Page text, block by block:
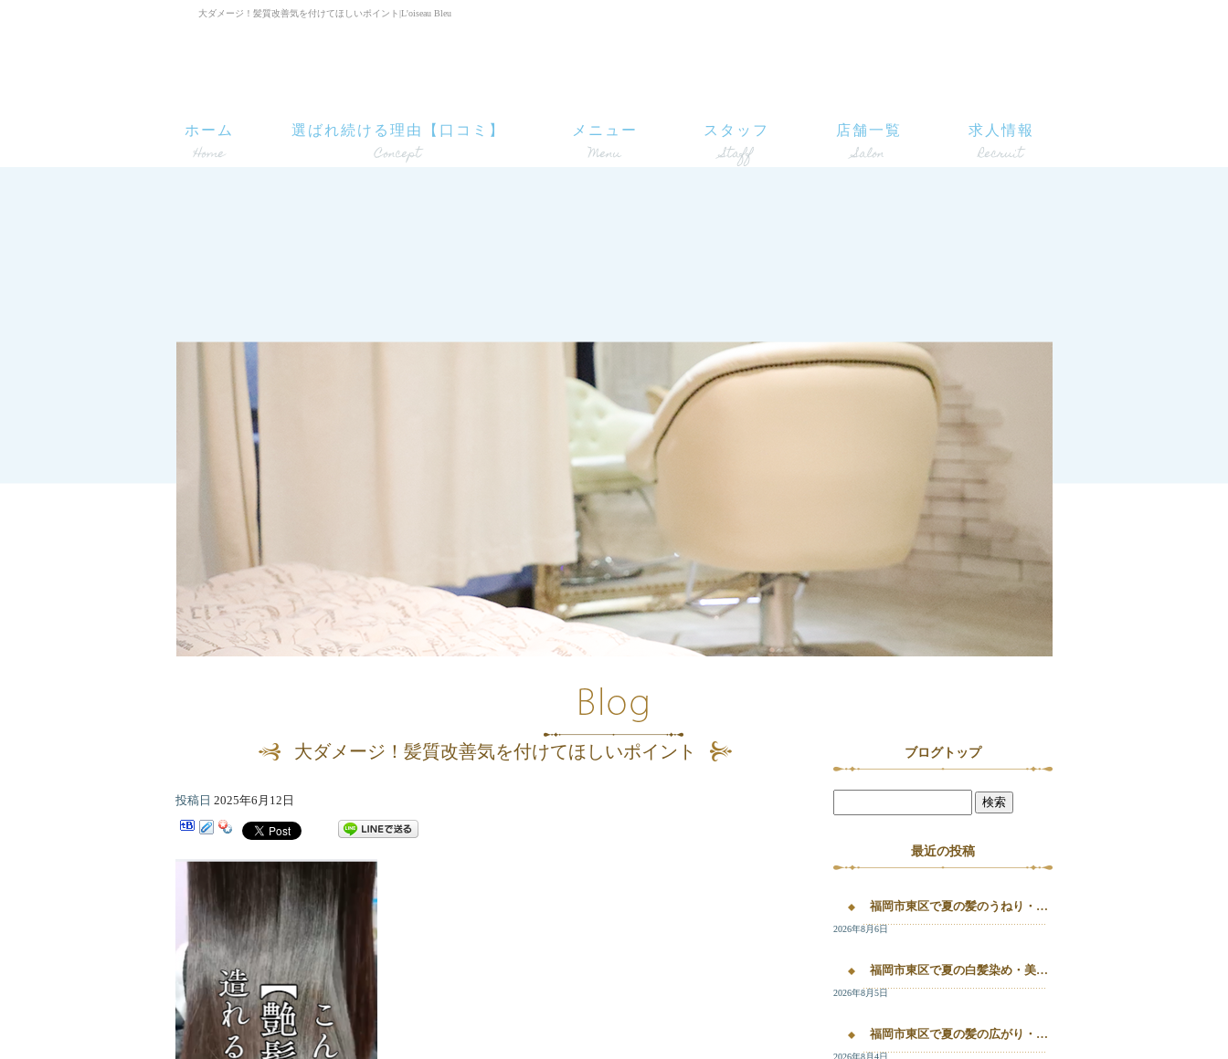
大ダメージ！髪質改善気を付けてほしいポイント|L'oiseau Bleu
ホーム 選ばれ続ける理由【口コミ】 メニュー スタッフ 店舗一覧 求人情報
大ダメージ！髪質改善気を付けてほしいポイント
投稿日 2025年6月12日
ブログトップ
最近の投稿
福岡市東区で夏の髪のうねり・白髪染め・美容液カラーを相談するなら｜箱崎・千早のL’oiseau Bleu
2026年8月6日
福岡市東区で夏の白髪染め・美容液カラー・髪質改善を相談したい方へ｜箱崎・千早のL’oiseau Bleu
2026年8月5日
福岡市東区で夏の髪の広がり・白髪染め・美容液カラーを相談したい方へ｜箱崎・千早のL’oiseau Bleu
2026年8月4日